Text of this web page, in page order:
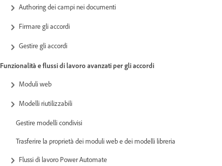
Authoring dei campi nei documenti
Firmare gli accordi
Gestire gli accordi
Funzionalità e flussi di lavoro avanzati per gli accordi
Moduli web
Modelli riutilizzabili
Gestire modelli condivisi
Trasferire la proprietà dei moduli web e dei modelli libreria
Flussi di lavoro Power Automate